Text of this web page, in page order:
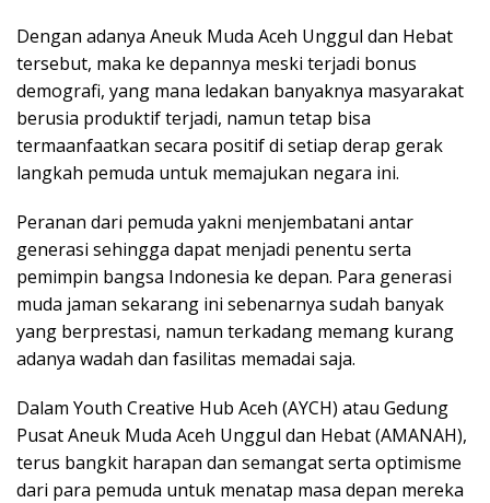
Dengan adanya Aneuk Muda Aceh Unggul dan Hebat
tersebut, maka ke depannya meski terjadi bonus
demografi, yang mana ledakan banyaknya masyarakat
berusia produktif terjadi, namun tetap bisa
termaanfaatkan secara positif di setiap derap gerak
langkah pemuda untuk memajukan negara ini.
Peranan dari pemuda yakni menjembatani antar
generasi sehingga dapat menjadi penentu serta
pemimpin bangsa Indonesia ke depan. Para generasi
muda jaman sekarang ini sebenarnya sudah banyak
yang berprestasi, namun terkadang memang kurang
adanya wadah dan fasilitas memadai saja.
Dalam Youth Creative Hub Aceh (AYCH) atau Gedung
Pusat Aneuk Muda Aceh Unggul dan Hebat (AMANAH),
terus bangkit harapan dan semangat serta optimisme
dari para pemuda untuk menatap masa depan mereka